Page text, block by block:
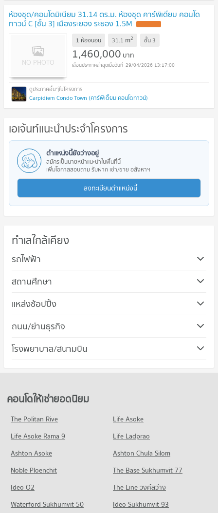
ห้องชุด/คอนโดมิเนียม 31.14 ตร.ม. ห้องชุด คาร์พิเดี้ยม คอนโด
ทาวน์ C [ชั้น 3] เมืองระยอง ระยอง 1.5M
1 ห้องนอน 31.1 m2 ชั้น 3
1,460,000 บาท
29/04/2026 13:17:00
Carpidiem Condo Town (คาร์พิเดี้ยม คอนโดทาวน์)
เอเจ้นท์แนะนำประจำโครงการ
ตำแหน่งนี้ยังว่างอยู่
สมัครเป็นนายหน้าแนะนำในพื้นที่นี้
เพิ่มโอกาสสอบถาม รับฝาก เช่า/ขาย อสังหาฯ
ลงทะเบียนตำแหน่งนี้
ทำเลใกล้เคียง
รถไฟฟ้า
สถานศึกษา
คอนโด วิทยาลัยเทคนิคระยอง
คอนโดให้เช่า วิทยาลัยเทคนิคระยอง
ขายคอนโด วิทยาลัยเทคนิคระยอง
แหล่งช้อปปิ้ง
คอนโด เซ็นทรัล พลาซ่า ระยอง
คอนโดให้เช่า เซ็นทรัล พลาซ่า ระยอง
คอนโด ศูนย์การค้าแพชชั่น ช้อปปิ้ง เดสติเนชั่น
มีคอนโดให้เช่า 33 ประกาศ
ขายคอนโด ศูนย์การค้าแพชชั่น ช้อปปิ้ง เดสติเนชั่น
48 โครงการ
คอนโดให้เช่า ตลาดสดสตาร์
ถนน/ย่านธุรกิจ
คอนโด สวนศรีเมือง ระยอง
คอนโดให้เช่า สวนศรีเมือง ระยอง
ขายคอนโด สวนศรีเมือง ระยอง
มีคอนโดขาย 68 ประกาศ
คอนโด ห้างแหลมทอง ระยอง
56 โครงการ
คอนโดให้เช่า ห้างแหลมทอง ระยอง
มีคอนโดให้เช่า 64 ประกาศ
ขายคอนโด ห้างแหลมทอง ระยอง
มีคอนโดขาย 112 ประกาศ
คอนโด ที่ว่าการอำเภอเมืองระยอง
โรงพยาบาล/สนามบิน
คอนโด รพ.จุฬารัตน์ ระยอง
คอนโดให้เช่า รพ.จุฬารัตน์ ระยอง
มีคอนโดให้เช่า 49 ประกาศ
ขายคอนโด รพ.จุฬารัตน์ ระยอง
54 โครงการ
คอนโดให้เช่า รพ.ระยอง
มีคอนโดขาย 93 ประกาศ
คอนโดให้เช่ายอดนิยม
The Politan Rive
Life Asoke
Life Asoke Rama 9
Life Ladprao
Ashton Asoke
Ashton Chula Silom
Noble Ploenchit
The Base Sukhumvit 77
Ideo O2
The Line วงศ์สว่าง
Waterford Sukhumvit 50
Ideo Sukhumvit 93